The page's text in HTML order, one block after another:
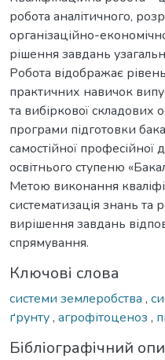
робота аналітичного,
організаційно-
рішення завдань
Робота відображає
практичних навичок
та вибіркової складових
програми підготовки
самостійної професійної
освітнього ступеню
Метою виконання
систематизація знань
вирішення завдань
спрямування.
Ключові слова
системи землеробства ,
ґрунту, агрофітоценоз ,
Бібліографічний